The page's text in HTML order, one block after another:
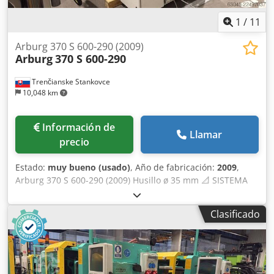
1 / 11
Trenčianske Stankovce
10,048 km
Arburg 370 S 600-290 (2009)
Arburg370 S 600-290
Información de
precio
Llamar
Estado: muy bueno (usado), Año de fabricación: 2009,
Arburg 370 S 600-290 (2009) Husillo ø 35 mm 📐 SISTEMA
DE CIERRE Fuerza de cierre: 600 kN Csdezrv Eqopfx Al Ioha
Fuerza de apertura: 38 kN Fuerza de apertura /
aumentada: 24 / 160 kN Carrera de apertura: 400 mm
Altura mínima del molde: 200 mm Abertura máxima del
molde: 600 mm Distancia entre las barras de los pistones:
370 × 370 mm Dimensiones de la platina: 510 × 510 mm
Peso de la mitad móvil del molde: 360 kg Fuerza de
Clasificado